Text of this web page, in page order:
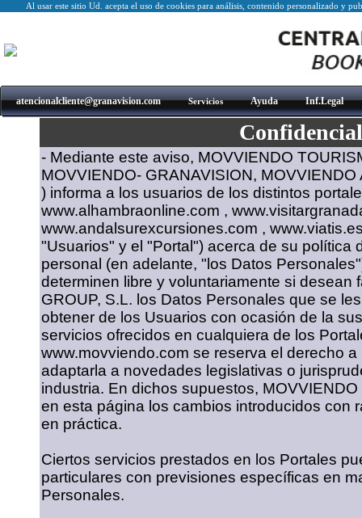
Al usar este sitio Ud. acepta el uso de cookies para análisis, contenido personalizado y
atencionalcliente@granavision.com Servicios Ayuda Inf.Legal
- Mediante este aviso, MOVVIENDO
MOVVIENDO- GRANAVISION,
) informa a los usuarios de los distintos
www.alhambraonline.com ,
www.andalsurexcursiones.com ,
"Usuarios" y el "Portal") acerca de su política
personal (en adelante, "los Datos
determinen libre y voluntariamente si desean
GROUP, S.L. los Datos Personales que se
obtener de los Usuarios con ocasión de la
servicios ofrecidos en cualquiera de los
www.movviendo.com se reserva el derecho
adaptarla a novedades legislativas o
industria. En dichos supuestos,
en esta página los cambios introducidos con
en práctica.
Ciertos servicios prestados en los Portales
particulares con previsiones específicas en
Personales.